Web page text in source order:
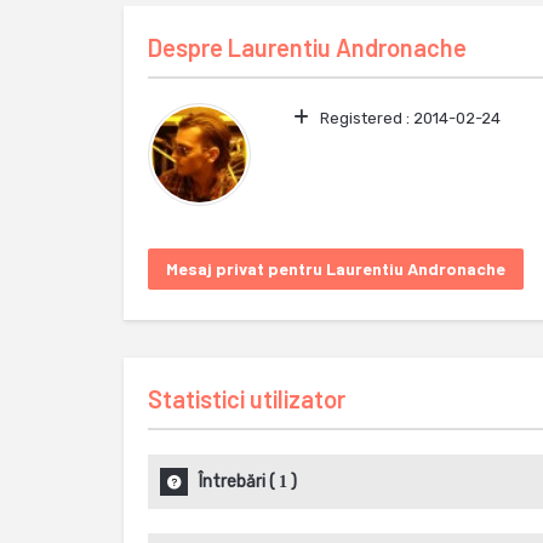
Despre Laurentiu Andronache
Registered : 2014-02-24
Mesaj privat pentru Laurentiu Andronache
Statistici utilizator
Întrebări( 1 )